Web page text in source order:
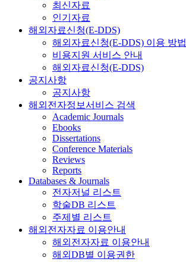
최신자료
인기자료
해외자료신청(E-DDS)
해외자료신청(E-DDS) 이용 방법
비용지원 서비스 안내
해외자료신청(E-DDS)
공지사항
공지사항
해외전자정보서비스 검색
Academic Journals
Ebooks
Dissertations
Conference Materials
Reviews
Reports
Databases & Journals
전자저널 리스트
학술DB 리스트
주제별 리스트
해외전자자료 이용안내
해외전자자료 이용안내
해외DB별 이용권한